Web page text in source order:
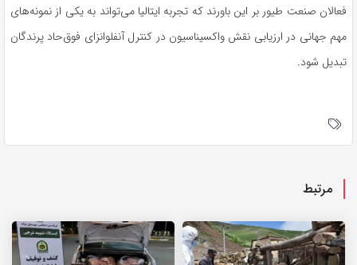
فعالان صنعت طیور بر این باورند که تجربه ایتالیا می‌تواند به یکی از نمونه‌های
مهم جهانی در ارزیابی نقش واکسیناسیون در کنترل آنفلوانزای فوق‌حاد پرندگان
تبدیل شود.
مرتبط